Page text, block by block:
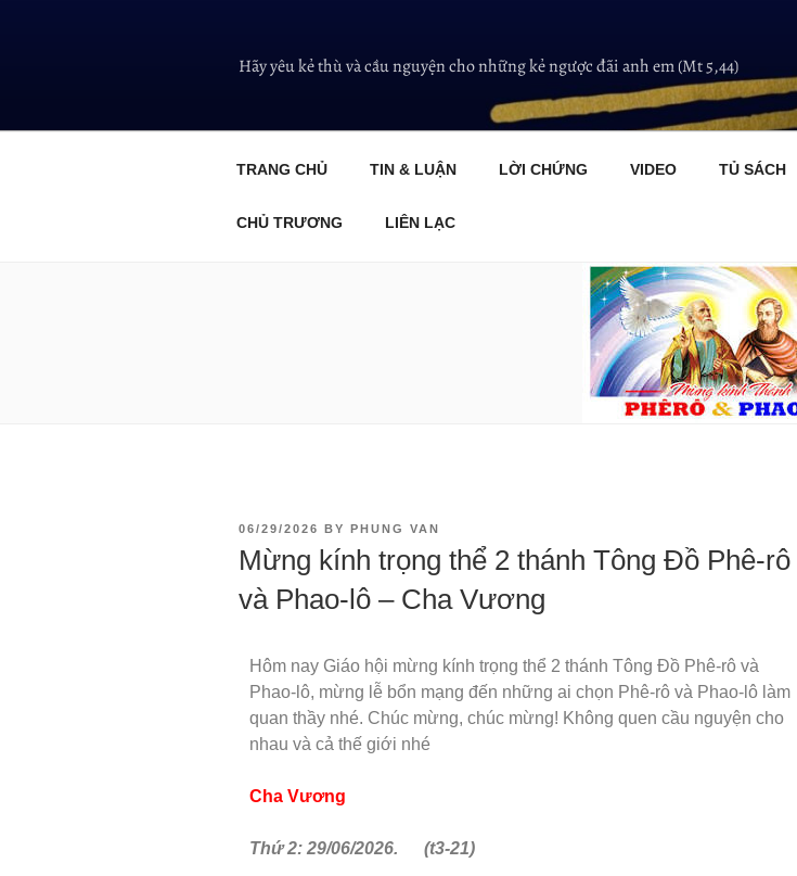
Hãy yêu kẻ thù và cầu nguyện cho những kẻ ngược đãi anh em (Mt 5,44)
TRANG CHỦ TIN & LUẬN LỜI CHỨNG VIDEO TỦ SÁCH
CHỦ TRƯƠNG LIÊN LẠC
06/29/2026 BY PHUNG VAN
Mừng kính trọng thể 2 thánh Tông Đồ Phê-rô
và Phao-lô – Cha Vương
Hôm nay Giáo hội mừng kính trọng thể 2 thánh Tông Đồ Phê-rô và
Phao-lô, mừng lễ bổn mạng đến những ai chọn Phê-rô và Phao-lô làm
quan thầy nhé. Chúc mừng, chúc mừng! Không quen cầu nguyện cho
nhau và cả thế giới nhé
Cha Vương
Thứ 2: 29/06/2026. (t3-21)